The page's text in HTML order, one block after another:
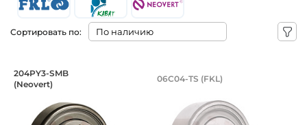
Сортировать по:
Подшипник 16,053х45,225х18,67/15,5
Neovert 204PY3 - шариковый подшипник с круглым
204PY3-SMB
(Neovert)
Подшипник
06C04-TS (FKL)